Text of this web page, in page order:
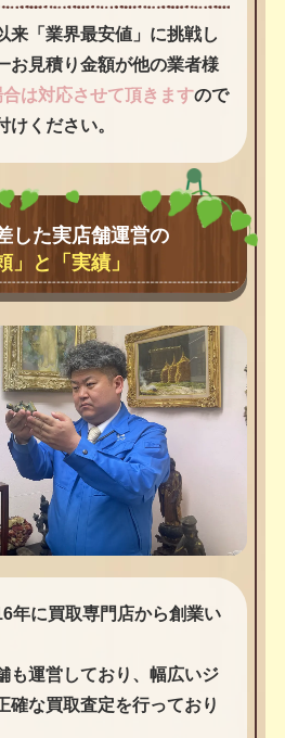
来「業界最安値」に挑戦し
お見積り金額が他の業者様
は対応させて頂きますので
けください。
した実店舗運営の
」と「実績」
年に買取専門店から創業い
も運営しており、幅広いジ
確な買取査定を行っており